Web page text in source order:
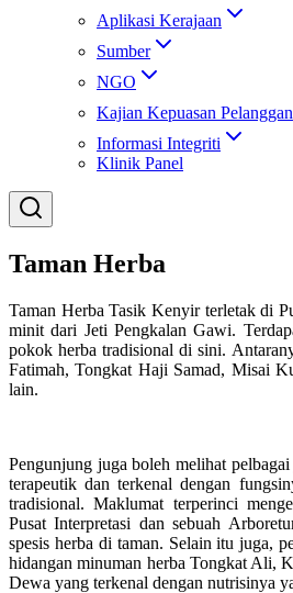
Aplikasi Kerajaan
Sumber
NGO
Kajian Kepuasan Pelanggan
Informasi Integriti
Klinik Panel
Taman Herba
Taman Herba Tasik Kenyir terletak di
minit dari Jeti Pengkalan Gawi.
pokok herba tradisional di sini.
Fatimah, Tongkat Haji Samad, Misai
lain.
Pengunjung juga boleh melihat
terapeutik dan terkenal dengan
tradisional. Maklumat terperinci
Pusat Interpretasi dan sebuah
spesis herba di taman. Selain itu juga,
hidangan minuman herba Tongkat Ali,
Dewa yang terkenal dengan nutrisinya